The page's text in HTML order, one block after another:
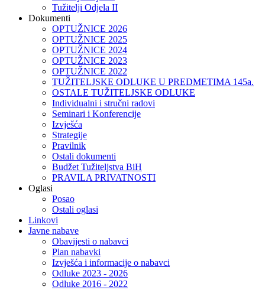
Tužitelji Odjela II
Dokumenti
OPTUŽNICE 2026
OPTUŽNICE 2025
OPTUŽNICE 2024
OPTUŽNICE 2023
OPTUŽNICE 2022
TUŽITELJSKE ODLUKE U PREDMETIMA 145a.
OSTALE TUŽITELJSKE ODLUKE
Individualni i stručni radovi
Seminari i Konferencije
Izvješća
Strategije
Pravilnik
Ostali dokumenti
Budžet Tužiteljstva BiH
PRAVILA PRIVATNOSTI
Oglasi
Posao
Ostali oglasi
Linkovi
Javne nabave
Obavijesti o nabavci
Plan nabavki
Izvješća i informacije o nabavci
Odluke 2023 - 2026
Odluke 2016 - 2022